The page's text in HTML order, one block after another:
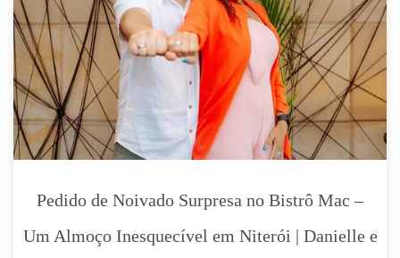
Pedido de Noivado Surpresa no Bistrô Mac –
Um Almoço Inesquecível em Niterói | Danielle e